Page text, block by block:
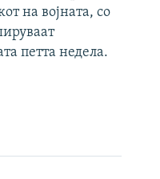
на војната, со
петта недела.